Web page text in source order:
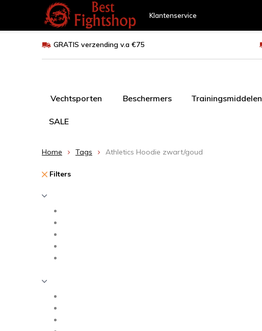
Klantenservice
GRATIS verzending v.a €75
Vechtsporten Beschermers Trainingsmiddelen
SALE
Home Tags Athletics Hoodie zwart/goud
Filters